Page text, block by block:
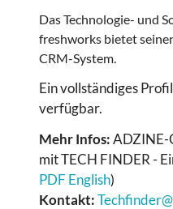
Das Technologie- und
freshworks bietet
CRM-System.
Ein vollständiges
verfügbar.
Mehr Infos:ADZINE-
mit TECH FINDER -
PDF English)
Kontakt: